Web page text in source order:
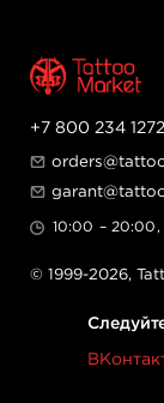
+7 800 234 1272
10:00 – 20:00,
© 1999-2026,